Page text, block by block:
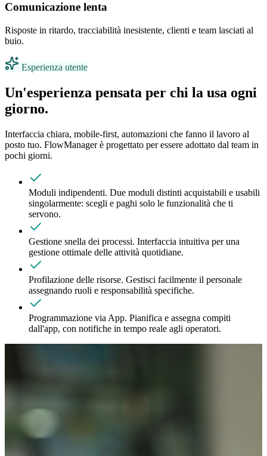
Comunicazione lenta
Risposte in ritardo, tracciabilità inesistente, clienti e team lasciati al
buio.
Esperienza utente
Un'esperienza pensata per chi la usa ogni
giorno.
Interfaccia chiara, mobile-first, automazioni che fanno il lavoro al
posto tuo. FlowManager è progettato per essere adottato dal team in
pochi giorni.
Moduli indipendenti. Due moduli distinti acquistabili e usabili
singolarmente: scegli e paghi solo le funzionalità che ti
servono.
Gestione snella dei processi. Interfaccia intuitiva per una
gestione ottimale delle attività quotidiane.
Profilazione delle risorse. Gestisci facilmente il personale
assegnando ruoli e responsabilità specifiche.
Programmazione via App. Pianifica e assegna compiti
dall'app, con notifiche in tempo reale agli operatori.